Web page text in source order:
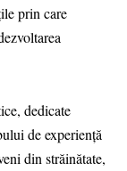
prin care
dedicate
de experiență
din străinătate,